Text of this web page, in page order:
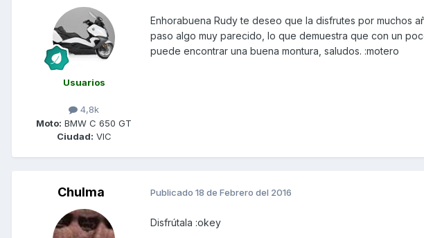
Usuarios
4,8k
Moto: BMW C 650 GT
Ciudad: VIC
Enhorabuena Rudy te deseo que la disfrutes por muchos
paso algo muy parecido, lo que demuestra que con un
puede encontrar una buena montura, saludos. :motero
Chulma Publicado 18 de Febrero del 2016
Disfrútala :okey